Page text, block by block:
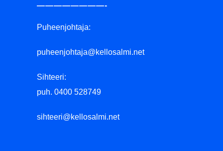
————————-
Puheenjohtaja:
puheenjohtaja@kellosalmi.net
Sihteeri:
puh. 0400 528749
sihteeri@kellosalmi.net